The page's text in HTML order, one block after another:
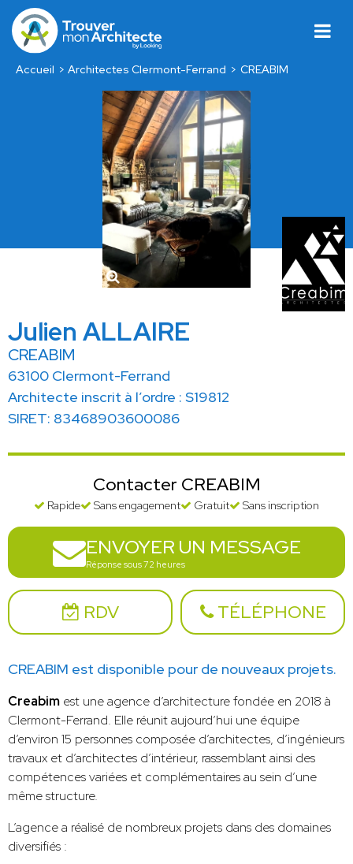
Accueil Architectes Clermont-Ferrand CREABIM
Julien ALLAIRE
CREABIM
63100 Clermont-Ferrand
Architecte inscrit à l’ordre : S19812
SIRET: 83468903600086
Contacter CREABIM
Rapide Sans engagement Gratuit Sans inscription
ENVOYER UN MESSAGE
Réponse sous 72 heures
RDV TÉLÉPHONE
CREABIM est disponible pour de nouveaux projets.
Creabim est une agence d’architecture fondée en 2018 à
Clermont-Ferrand. Elle réunit aujourd’hui une équipe
d’environ 15 personnes composée d’architectes, d’ingénieurs
travaux et d’architectes d’intérieur, rassemblant ainsi des
compétences variées et complémentaires au sein d’une
même structure.
L’agence a réalisé de nombreux projets dans des domaines
diversifiés :